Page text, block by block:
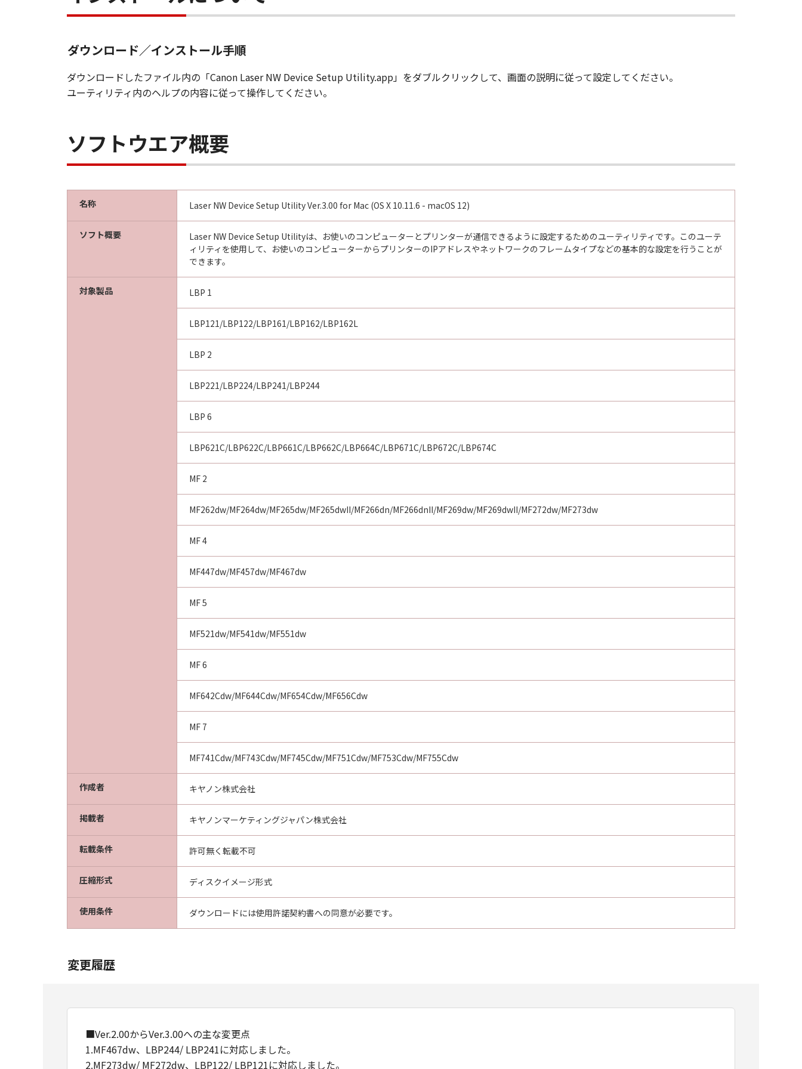
ダウンロード／インストール手順
ダウンロードしたファイル内の「Canon Laser NW Device Setup Utility.app」をダブルクリックして、画面の説明に従って設定してください。
ユーティリティ内のヘルプの内容に従って操作してください。
ソフトウエア概要
名称 Laser NW Device Setup Utility Ver.3.00 for Mac (OS X 10.11.6 - macOS 12)
ソフト概要
Laser NW Device Setup Utilityは、お使いのコンピューターとプリンターが通信できるように設定するためのユーティリティです。このユーテ
ィリティを使用して、お使いのコンピューターからプリンターのIPアドレスやネットワークのフレームタイプなどの基本的な設定を行うことが
できます。
対象製品 LBP 1
LBP121/LBP122/LBP161/LBP162/LBP162L
LBP 2
LBP221/LBP224/LBP241/LBP244
LBP 6
LBP621C/LBP622C/LBP661C/LBP662C/LBP664C/LBP671C/LBP672C/LBP674C
MF 2
MF262dw/MF264dw/MF265dw/MF265dwII/MF266dn/MF266dnII/MF269dw/MF269dwII/MF272dw/MF273dw
MF 4
MF447dw/MF457dw/MF467dw
MF 5
MF521dw/MF541dw/MF551dw
MF 6
MF642Cdw/MF644Cdw/MF654Cdw/MF656Cdw
MF 7
MF741Cdw/MF743Cdw/MF745Cdw/MF751Cdw/MF753Cdw/MF755Cdw
作成者 キヤノン株式会社
掲載者 キヤノンマーケティングジャパン株式会社
転載条件 許可無く転載不可
圧縮形式 ディスクイメージ形式
使用条件 ダウンロードには使用許諾契約書への同意が必要です。
変更履歴
■Ver.2.00からVer.3.00への主な変更点
1.MF467dw、LBP244/ LBP241に対応しました。
2.MF273dw/ MF272dw、LBP122/ LBP121に対応しました。